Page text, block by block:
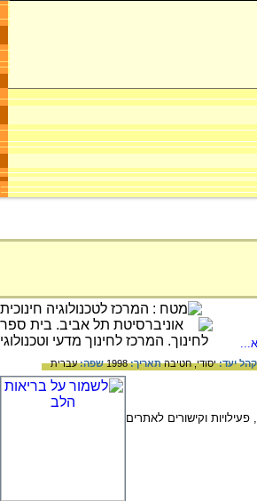
קהל יעד:יסודי,חטיבהתאריך:1998 שפה:עברית
וקישורים לאתרים